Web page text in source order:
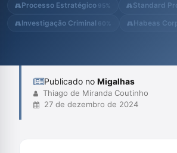
interdisciplinaridade na
Processo Estratégico 95% Standard
Investigação Criminal 60% Habeas
Publicado no Migalhas
Thiago de Miranda Coutinho
27 de dezembro de 2024